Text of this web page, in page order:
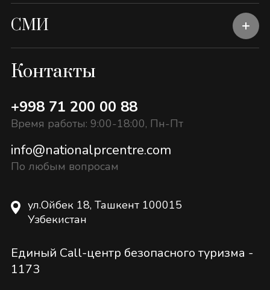
СМИ
Контакты
+998 71 200 00 88
Время работы: 9:00-18:00, Пн-Пт
info@nationalprcentre.com
По любым вопросам
ул.Ойбек 18, Ташкент 100015
Узбекистан
Единый Call-центр безопасного туризма -
1173